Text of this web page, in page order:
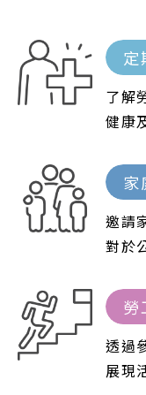
定
了解
健康
家
邀請
對於
勞
透過
展現